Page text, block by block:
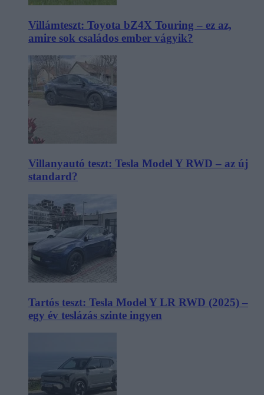
Villámteszt: Toyota bZ4X Touring – ez az,
amire sok családos ember vágyik?
Villanyautó teszt: Tesla Model Y RWD – az új
standard?
Tartós teszt: Tesla Model Y LR RWD (2025) –
egy év teslázás szinte ingyen